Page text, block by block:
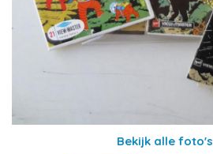
Bekijk alle foto's